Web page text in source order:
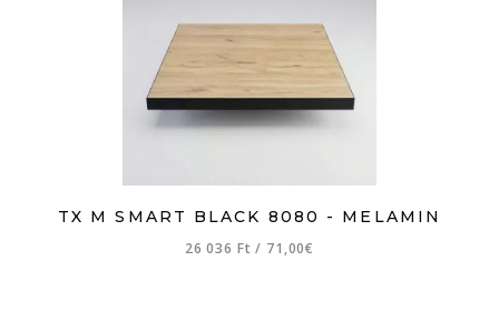
TX M SMART BLACK 8080 - MELAMIN
26 036 Ft/ 71,00€